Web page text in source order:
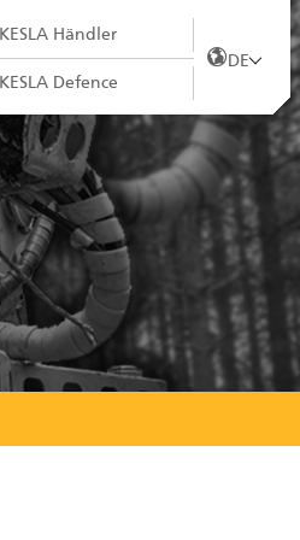
KESLA Händler
KESLA Defence
DE